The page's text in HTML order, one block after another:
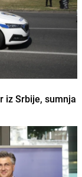
iz Srbije, sumnja